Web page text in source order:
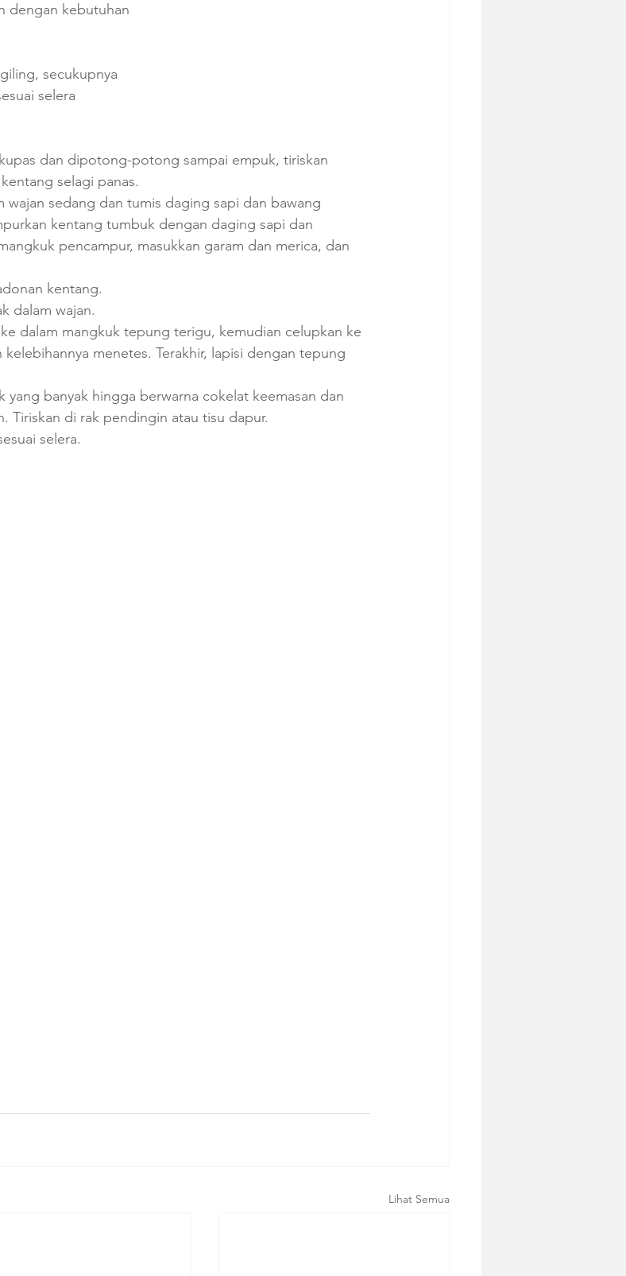
dengan kebutuhan
secukupnya
selera
dan dipotong-potong sampai empuk, tiriskan
selagi panas.
wajan sedang dan tumis daging sapi dan bawang
kentang tumbuk dengan daging sapi dan
pencampur, masukkan garam dan merica, dan
kentang.
dalam wajan.
dalam mangkuk tepung terigu, kemudian celupkan ke
menetes. Terakhir, lapisi dengan tepung
yang banyak hingga berwarna cokelat keemasan dan
Tiriskan di rak pendingin atau tisu dapur.
selera.
Lihat Semua